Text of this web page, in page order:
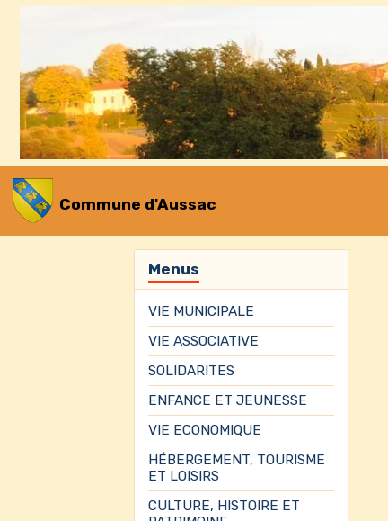
Commune d'Aussac
Menus
VIE MUNICIPALE
VIE ASSOCIATIVE
SOLIDARITES
ENFANCE ET JEUNESSE
VIE ECONOMIQUE
HÉBERGEMENT, TOURISME
ET LOISIRS
CULTURE, HISTOIRE ET